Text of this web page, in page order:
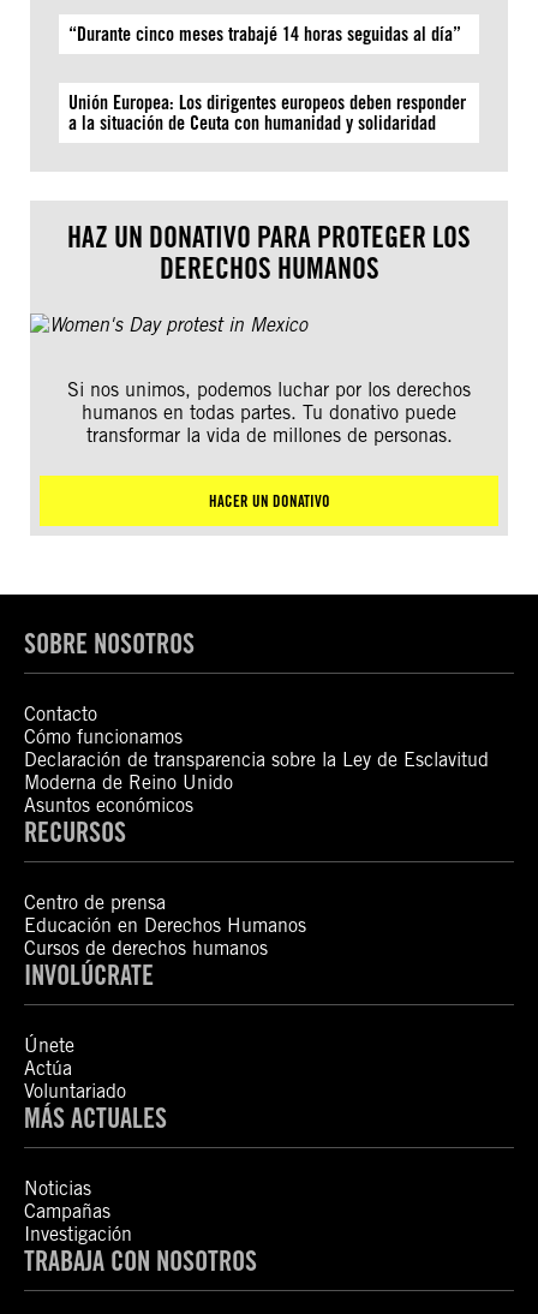
“Durante cinco meses trabajé 14 horas seguidas al día”
Unión Europea: Los dirigentes europeos deben responder
a la situación de Ceuta con humanidad y solidaridad
HAZ UN DONATIVO PARA PROTEGER LOS
DERECHOS HUMANOS
Si nos unimos, podemos luchar por los derechos
humanos en todas partes. Tu donativo puede
transformar la vida de millones de personas.
HACER UN DONATIVO
SOBRE NOSOTROS
Contacto
Cómo funcionamos
Declaración de transparencia sobre la Ley de Esclavitud
Moderna de Reino Unido
Asuntos económicos
RECURSOS
Centro de prensa
Educación en Derechos Humanos
Cursos de derechos humanos
INVOLÚCRATE
Únete
Actúa
Voluntariado
MÁS ACTUALES
Noticias
Campañas
Investigación
TRABAJA CON NOSOTROS